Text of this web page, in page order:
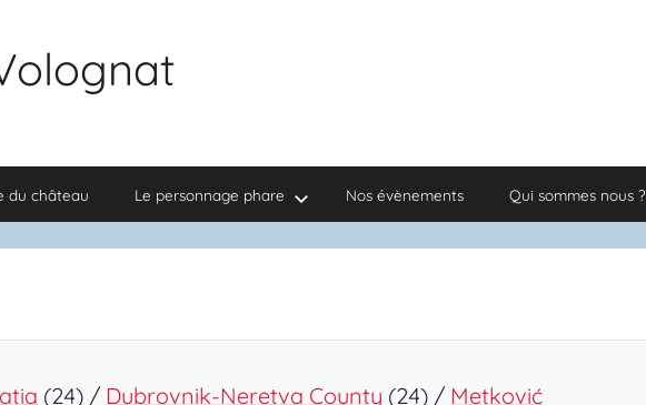
du château Le personnage phare Nos évènements Qui sommes nous ?
(24) / Dubrovnik-Neretva County (24) / Metković